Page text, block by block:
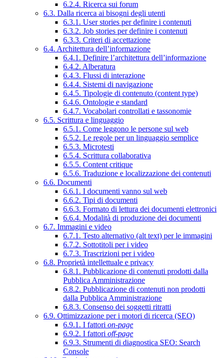
6.2.4. Ricerca sui forum
6.3. Dalla ricerca ai bisogni degli utenti
6.3.1. User stories per definire i contenuti
6.3.2. Job stories per definire i contenuti
6.3.3. Criteri di accettazione
6.4. Architettura dell’informazione
6.4.1. Definire l’architettura dell’informazione
6.4.2. Alberatura
6.4.3. Flussi di interazione
6.4.4. Sistemi di navigazione
6.4.5. Tipologie di contenuto (content type)
6.4.6. Ontologie e standard
6.4.7. Vocabolari controllati e tassonomie
6.5. Scrittura e linguaggio
6.5.1. Come leggono le persone sul web
6.5.2. Le regole per un linguaggio semplice
6.5.3. Microtesti
6.5.4. Scrittura collaborativa
6.5.5. Content critique
6.5.6. Traduzione e localizzazione dei contenuti
6.6. Documenti
6.6.1. I documenti vanno sul web
6.6.2. Tipi di documenti
6.6.3. Formato di lettura dei documenti elettronici
6.6.4. Modalità di produzione dei documenti
6.7. Immagini e video
6.7.1. Testo alternativo (alt text) per le immagini
6.7.2. Sottotitoli per i video
6.7.3. Trascrizioni per i video
6.8. Proprietà intellettuale e privacy
6.8.1. Pubblicazione di contenuti prodotti dalla
Pubblica Amministrazione
6.8.2. Pubblicazione di contenuti non prodotti
dalla Pubblica Amministrazione
6.8.3. Consenso dei soggetti ritratti
6.9. Ottimizzazione per i motori di ricerca (SEO)
6.9.1. I fattori on-page
6.9.2. I fattori off-page
6.9.3. Strumenti di diagnostica SEO: Search
Console